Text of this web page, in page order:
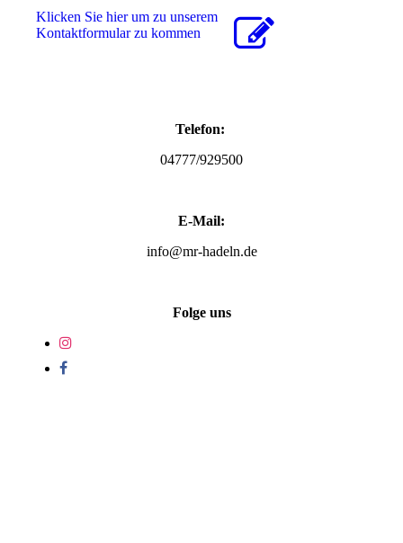
Klicken Sie hier um zu unserem
Kon­takt­for­mu­lar zu kommen
Telefon:
04777/929500
E-Mail:
info@mr-hadeln.de
Folge uns